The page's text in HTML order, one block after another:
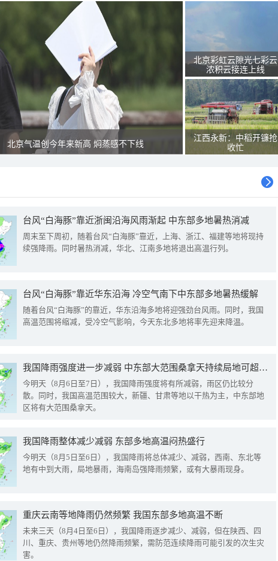
北京气温创今年来新高 焖蒸感不下线
北京彩虹云隙光七彩云
浓积云接连上线
江西永新：中稻开镰抢
收忙
台风“白海豚”靠近浙闽沿海风雨渐起 中东部多地暑热消减
周末至下周初，随着台风“白海豚”靠近，上海、浙江、福建等地将现持
续强降雨。同时暑热消减，华北、江南多地将退出高温行列。
台风“白海豚”靠近华东沿海 冷空气南下中东部多地暑热缓解
随着台风“白海豚”的靠近，华东沿海多地将迎强劲台风雨。同时，我国
高温范围将缩减，受冷空气影响，今天东北多地将率先迎来降温。
我国降雨强度进一步减弱 中东部大范围桑拿天持续局地可超38℃
今明天（8月6日至7日），我国降雨强度将有所减弱，雨区仍比较分
散。同时，我国高温范围较大，新疆、甘肃等地以干热为主，中东部地
区将有大范围桑拿天。
我国降雨整体减少减弱 东部多地高温闷热盛行
今明天（8月5日至6日），我国降雨将总体减少、减弱，西南、东北等
地有中到大雨，局地暴雨，海南岛强降雨频繁，或有大暴雨现身。
重庆云南等地降雨仍然频繁 我国东部多地高温不断
未来三天（8月4日至6日），我国降雨逐步减少、减弱，但在陕西、四
川、重庆、贵州等地仍然降雨频繁，需防范连续降雨可能引发的次生灾
害。